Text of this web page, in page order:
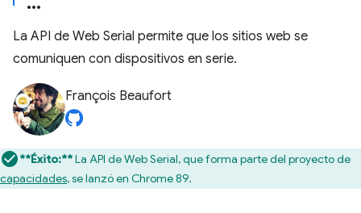
La API de Web Serial permite que los sitios web se
comuniquen con dispositivos en serie.
François Beaufort
**Éxito:**La API de Web Serial, que forma parte del proyecto de
capacidades, se lanzó en Chrome 89.